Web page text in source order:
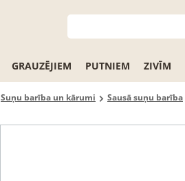
GRAUZĒJIEM PUTNIEM ZIVĪM
Suņu barība un kārumi Sausā suņu barība